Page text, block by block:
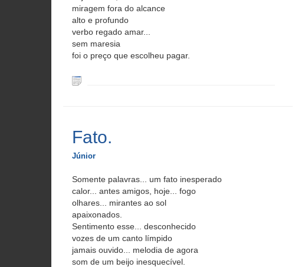
miragem fora do alcance
alto e profundo
verbo regado amar...
sem maresia
foi o preço que escolheu pagar.
Fato.
Júnior
Somente palavras... um fato inesperado
calor... antes amigos, hoje... fogo
olhares... mirantes ao sol
apaixonados.
Sentimento esse... desconhecido
vozes de um canto límpido
jamais ouvido... melodia de agora
som de um beijo inesquecível.